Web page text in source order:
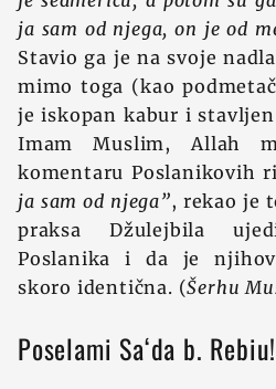
ja sam od njega, on je od
Stavio ga je na svoje
mimo toga (kao
je iskopan kabur i
Imam Muslim, Allah
komentaru Poslanikovih
ja sam od njega”, rekao je
praksa Džulejbila
Poslanika i da je
skoro identična. (Šerhu
Poselami Sa‘da b. Rebiu!